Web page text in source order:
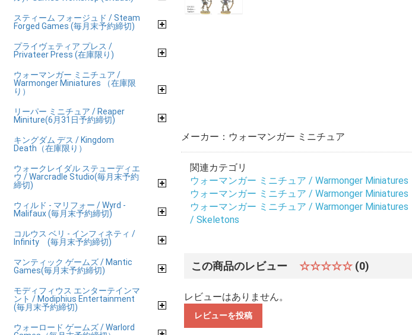
スティーム フォージュド / Steam
Forged Games (毎月末予約締切)
プライヴェティア プレス /
Privateer Press (在庫限り)
ウォーマンガー ミニチュア /
Warmonger Miniatures （在庫限
り）
リーパー ミニチュア / Reaper
Miniture(6月31日予約締切)
キングダム デス / Kingdom
Death（在庫限り）
ウォークレイダル ステューディエ
ウ / Warcradle Studio(毎月末予約
締切)
ウィルド - マリフォー / Wyrd -
Malifaux (毎月末予約締切)
コルウス ベリ - インフィネティ /
Infinity (毎月末予約締切)
マンティック ゲームズ / Mantic
Games(毎月末予約締切)
モディフィウス エンターテインマ
ント / Modiphius Entertainment
(毎月末予約締切)
ウォーロード ゲームズ / Warlord
メーカー：ウォーマンガー ミニチュア
関連カテゴリ
ウォーマンガー ミニチュア / Warmonger Miniatures
ウォーマンガー ミニチュア / Warmonger Miniatures
ウォーマンガー ミニチュア / Warmonger Miniatures
/ Skeletons
この商品のレビュー ☆☆☆☆☆ (0)
レビューはありません。
レビューを投稿